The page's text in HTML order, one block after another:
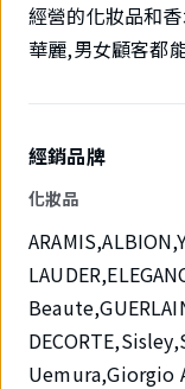
經營的化妝品和
華麗,男女顧客都
經銷品牌
化妝品
Uemura,Giorgio